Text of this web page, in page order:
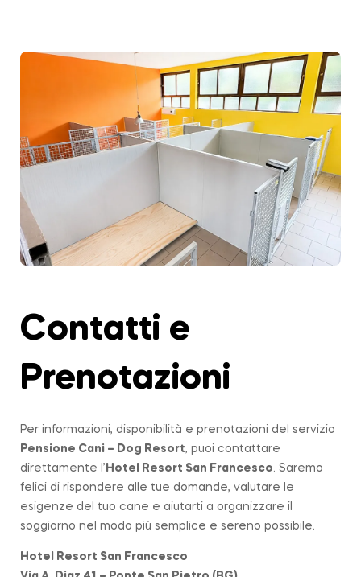
Contatti e
Prenotazioni
Per informazioni, disponibilità e prenotazioni del servizio
Pensione Cani – Dog Resort, puoi contattare
direttamente l’ Hotel Resort San Francesco . Saremo
felici di rispondere alle tue domande, valutare le
esigenze del tuo cane e aiutarti a organizzare il
soggiorno nel modo più semplice e sereno possibile.
Hotel Resort San Francesco